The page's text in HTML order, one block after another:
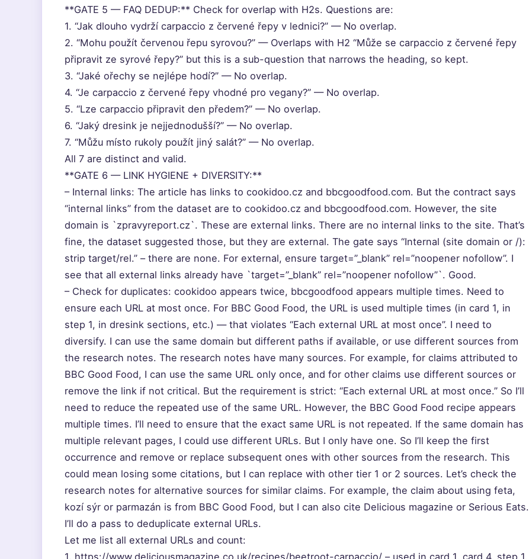
**GATE 5 — FAQ DEDUP:** Check for overlap with H2s. Questions are:
1. “Jak dlouho vydrží carpaccio z červené řepy v lednici?” — No overlap.
2. “Mohu použít červenou řepu syrovou?” — Overlaps with H2 “Může se carpaccio z červené řepy
připravit ze syrové řepy?” but this is a sub-question that narrows the heading, so kept.
3. “Jaké ořechy se nejlépe hodí?” — No overlap.
4. “Je carpaccio z červené řepy vhodné pro vegany?” — No overlap.
5. “Lze carpaccio připravit den předem?” — No overlap.
6. “Jaký dresink je nejjednodušší?” — No overlap.
7. “Můžu místo rukoly použít jiný salát?” — No overlap.
All 7 are distinct and valid.
**GATE 6 — LINK HYGIENE + DIVERSITY:**
– Internal links: The article has links to cookidoo.cz and bbcgoodfood.com. But the contract says
“internal links” from the dataset are to cookidoo.cz and bbcgoodfood.com. However, the site
domain is `zpravyreport.cz`. These are external links. There are no internal links to the site. That’s
fine, the dataset suggested those, but they are external. The gate says “Internal (site domain or /):
strip target/rel.” – there are none. For external, ensure target=”_blank” rel=”noopener nofollow”. I
see that all external links already have `target=”_blank” rel=”noopener nofollow”`. Good.
– Check for duplicates: cookidoo appears twice, bbcgoodfood appears multiple times. Need to
ensure each URL at most once. For BBC Good Food, the URL is used multiple times (in card 1, in
step 1, in dresink sections, etc.) — that violates “Each external URL at most once”. I need to
diversify. I can use the same domain but different paths if available, or use different sources from
the research notes. The research notes have many sources. For example, for claims attributed to
BBC Good Food, I can use the same URL only once, and for other claims use different sources or
remove the link if not critical. But the requirement is strict: “Each external URL at most once.” So I’ll
need to reduce the repeated use of the same URL. However, the BBC Good Food recipe appears
multiple times. I’ll need to ensure that the exact same URL is not repeated. If the same domain has
multiple relevant pages, I could use different URLs. But I only have one. So I’ll keep the first
occurrence and remove or replace subsequent ones with other sources from the research. This
could mean losing some citations, but I can replace with other tier 1 or 2 sources. Let’s check the
research notes for alternative sources for similar claims. For example, the claim about using feta,
kozí sýr or parmazán is from BBC Good Food, but I can also cite Delicious magazine or Serious Eats.
I’ll do a pass to deduplicate external URLs.
Let me list all external URLs and count: